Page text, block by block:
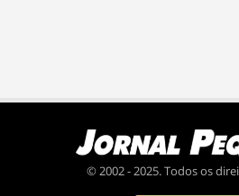
© 2002 - 2025. Todos os